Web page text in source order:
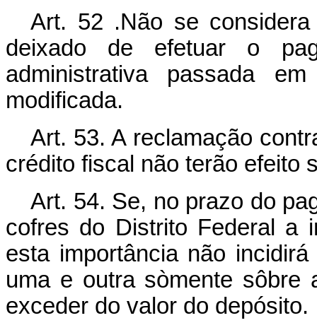
Art. 52 .Não se
deixado de efetuar o
administrativa passada
modificada.
Art. 53. A reclamação
crédito fiscal não terão efeito
Art. 54. Se, no prazo do
cofres do Distrito Federal a
esta importância não
uma e outra sòmente sôbre
exceder do valor do depósito.